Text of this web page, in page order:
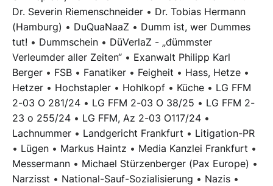
Dr. Severin Riemenschneider • Dr. Tobias Hermann
(Hamburg) • DuQuaNaaZ • Dumm ist, wer Dummes
tut! • Dummschein • DüVerlaZ - „đümmster
Verleumder aller Zeiten“ • Exanwalt Philipp Karl
Berger • FSB • Fanatiker • Feigheit • Hass, Hetze •
Hetzer • Hochstapler • Hohlkopf • Küche • LG FFM
2-03 O 281/24 • LG FFM 2-03 O 38/25 • LG FFM 2-
23 o 255/24 • LG FFM, Az 2-03 O117/24 •
Lachnummer • Landgericht Frankfurt • Litigation-PR
• Lügen • Markus Haintz • Media Kanzlei Frankfurt •
Messermann • Michael Stürzenberger (Pax Europe) •
Narzisst • National-Sauf-Sozialisierung • Nazis •